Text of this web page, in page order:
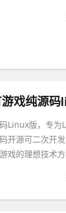
戏纯源
Linux版，专
开源可二次开
戏的理想技术方